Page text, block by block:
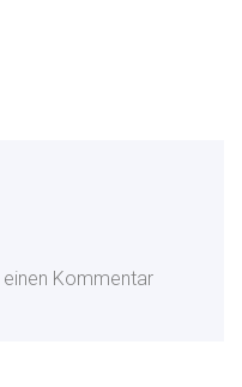
einen Kommentar